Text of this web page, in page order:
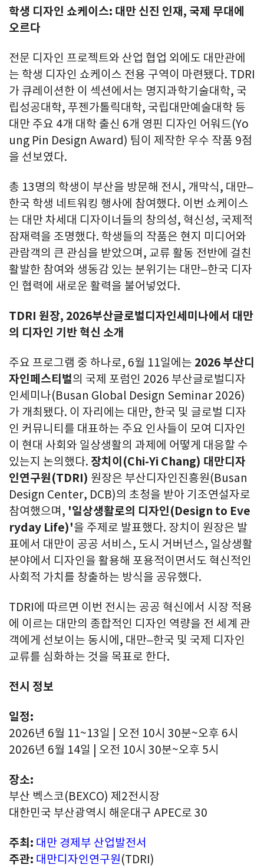
학생 디자인 쇼케이스: 대만 신진 인재, 국제 무대에
오르다
전문 디자인 프로젝트와 산업 협업 외에도 대만관에
는 학생 디자인 쇼케이스 전용 구역이 마련됐다. TDRI
가 큐레이션한 이 섹션에서는 명지과학기술대학, 국
립성공대학, 푸젠가톨릭대학, 국립대만예술대학 등
대만 주요 4개 대학 출신 6개 영핀 디자인 어워드(Yo
ung Pin Design Award) 팀이 제작한 우수 작품 9점
을 선보였다.
총 13명의 학생이 부산을 방문해 전시, 개막식, 대만–
한국 학생 네트워킹 행사에 참여했다. 이번 쇼케이스
는 대만 차세대 디자이너들의 창의성, 혁신성, 국제적
잠재력을 조명했다. 학생들의 작품은 현지 미디어와
관람객의 큰 관심을 받았으며, 교류 활동 전반에 걸친
활발한 참여와 생동감 있는 분위기는 대만–한국 디자
인 협력에 새로운 활력을 불어넣었다.
TDRI 원장, 2026부산글로벌디자인세미나에서 대만
의 디자인 기반 혁신 소개
주요 프로그램 중 하나로, 6월 11일에는 2026 부산디
자인페스티벌의 국제 포럼인 2026 부산글로벌디자
인세미나(Busan Global Design Seminar 2026)
가 개최됐다. 이 자리에는 대만, 한국 및 글로벌 디자
인 커뮤니티를 대표하는 주요 인사들이 모여 디자인
이 현대 사회와 일상생활의 과제에 어떻게 대응할 수
있는지 논의했다. 장치이(Chi-Yi Chang) 대만디자
인연구원(TDRI) 원장은 부산디자인진흥원(Busan
Design Center, DCB)의 초청을 받아 기조연설자로
참여했으며, '일상생활로의 디자인(Design to Eve
ryday Life)'을 주제로 발표했다. 장치이 원장은 발
표에서 대만이 공공 서비스, 도시 거버넌스, 일상생활
분야에서 디자인을 활용해 포용적이면서도 혁신적인
사회적 가치를 창출하는 방식을 공유했다.
TDRI에 따르면 이번 전시는 공공 혁신에서 시장 적용
에 이르는 대만의 종합적인 디자인 역량을 전 세계 관
객에게 선보이는 동시에, 대만–한국 및 국제 디자인
교류를 심화하는 것을 목표로 한다.
전시 정보
일정:
2026년 6월 11~13일 | 오전 10시 30분~오후 6시
2026년 6월 14일 | 오전 10시 30분~오후 5시
장소:
부산 벡스코(BEXCO) 제2전시장
대한민국 부산광역시 해운대구 APEC로 30
주최: 대만 경제부 산업발전서
주관: 대만디자인연구원(TDRI)